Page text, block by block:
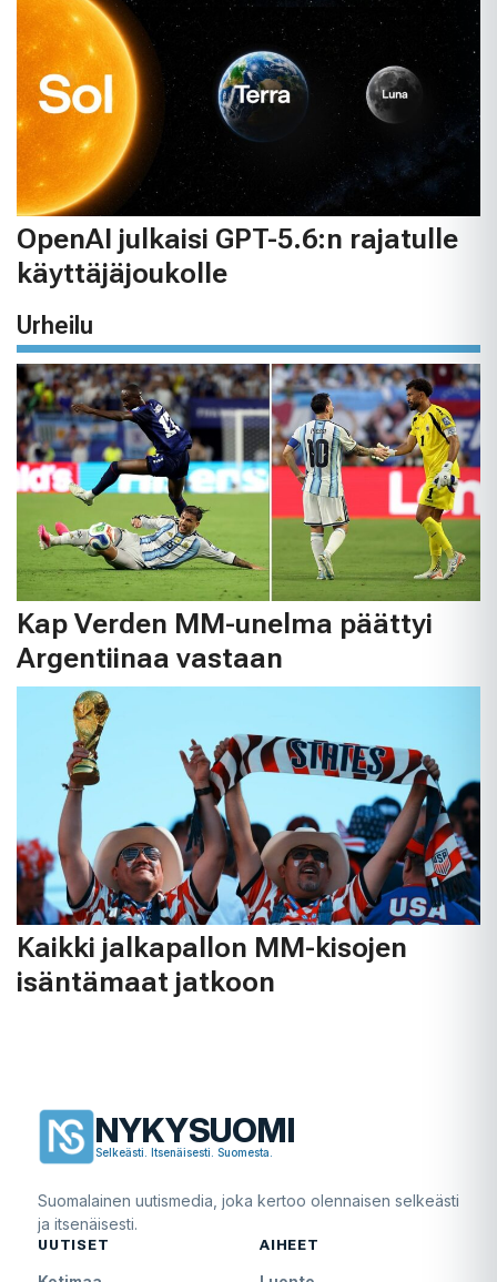
OpenAI julkaisi GPT-5.6:n rajatulle
käyttäjäjoukolle
Urheilu
Kap Verden MM-unelma päättyi
Argentiinaa vastaan
Kaikki jalkapallon MM-kisojen
isäntämaat jatkoon
NYKYSUOMI
Selkeästi. Itsenäisesti. Suomesta.
Suomalainen uutismedia, joka kertoo olennaisen selkeästi
ja itsenäisesti.
UUTISET AIHEET